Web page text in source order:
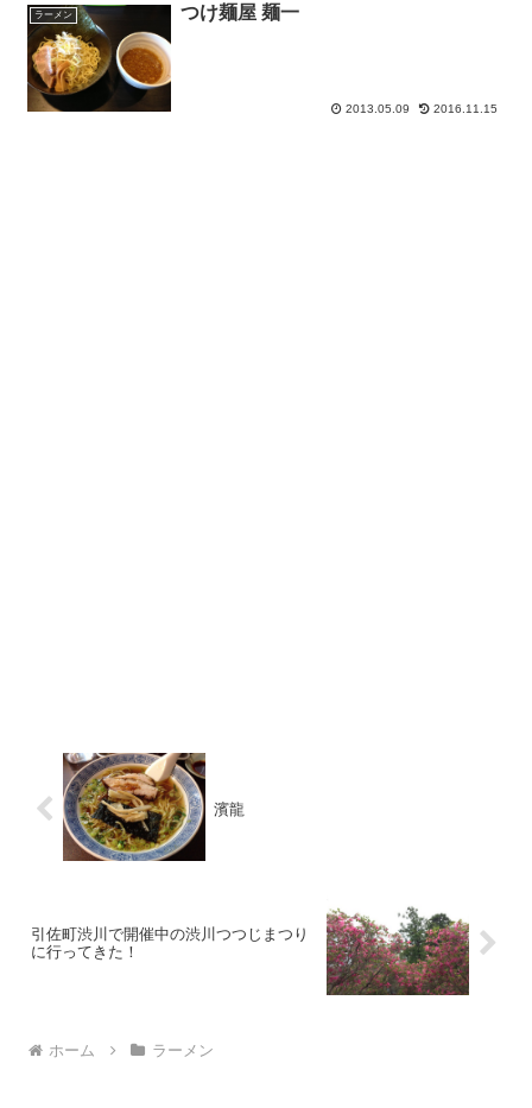
ラーメン つけ麺屋 麺一
2013.05.09 2016.11.15
濱龍
引佐町渋川で開催中の渋川つつじまつり
に行ってきた！
ホーム ラーメン